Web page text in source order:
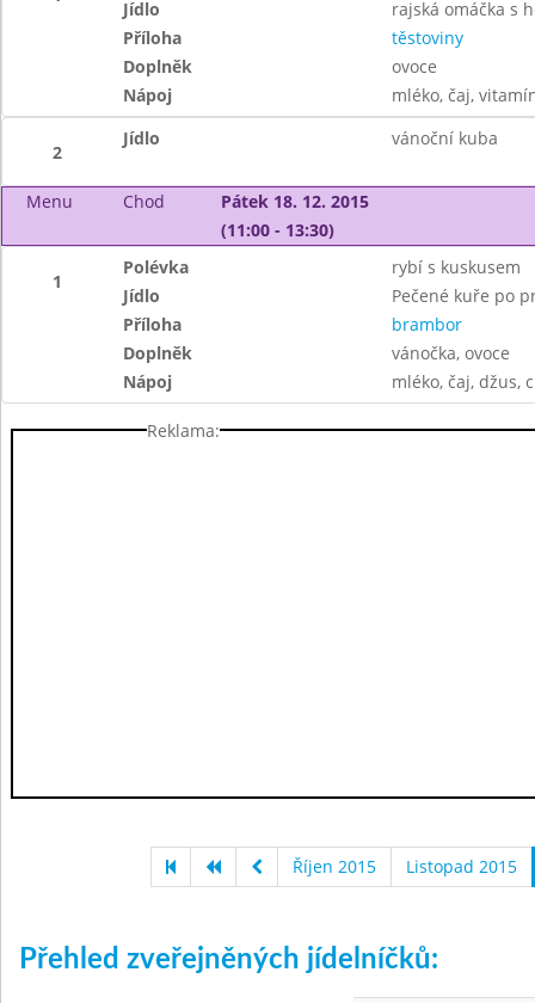
Jídlo
rajská omáčka s
Příloha
těstoviny
Doplněk
ovoce
Nápoj
mléko, čaj,
2
Jídlo vánoční kuba
Menu Chod
Pátek 18. 12. 2015
(11:00 - 13:30)
1
Polévka
rybí s kuskusem
Jídlo
Pečené kuře po
Příloha
brambor
Doplněk
vánočka, ovoce
Nápoj
mléko, čaj, džus,
Reklama:
Říjen 2015 Listopad 2015
Přehled zveřejněných jídelníčků: